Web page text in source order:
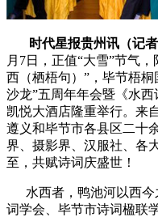
时代星报贵州讯（记
月7日，正值“大雪”节气
西（栖梧句）”，毕节梧
沙龙”五周年年会暨《水
凯悦大酒店隆重举行。来
遵义和毕节市各县区二十
界、摄影界、汉服社、各
至，共赋诗词庆盛世！
水西者，鸭池河以西今
词学会、毕节市诗词楹联